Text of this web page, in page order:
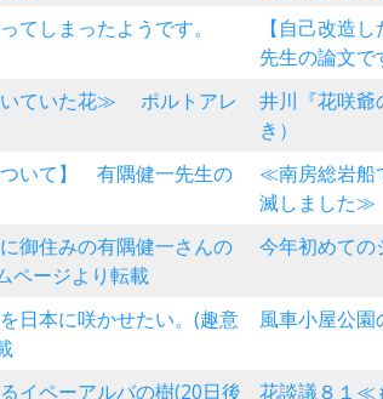
てしまったようです。
【自己改造
先生の論文で
ていた花≫ ポルトアレ
井川『花咲爺
き）
ついて】 有隅健一先生の
≪南房総岩船
滅しました≫
御住みの有隅健一さんの
ページより転載
今年初めての
日本に咲かせたい。(趣意
風車小屋公園
イペーアルバの樹(20日後 花談議８１≪